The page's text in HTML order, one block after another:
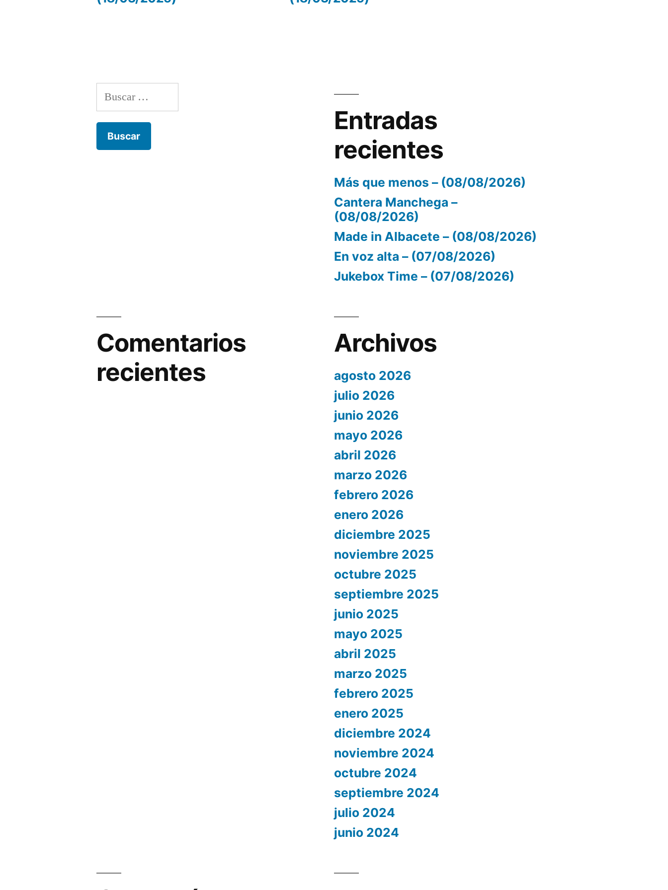
Buscar:
Entradas
recientes
Más que menos – (08/08/2026)
Cantera Manchega –
(08/08/2026)
Made in Albacete – (08/08/2026)
En voz alta – (07/08/2026)
Jukebox Time – (07/08/2026)
Comentarios
recientes
Archivos
agosto 2026
julio 2026
junio 2026
mayo 2026
abril 2026
marzo 2026
febrero 2026
enero 2026
diciembre 2025
noviembre 2025
octubre 2025
septiembre 2025
junio 2025
mayo 2025
abril 2025
marzo 2025
febrero 2025
enero 2025
diciembre 2024
noviembre 2024
octubre 2024
septiembre 2024
julio 2024
junio 2024